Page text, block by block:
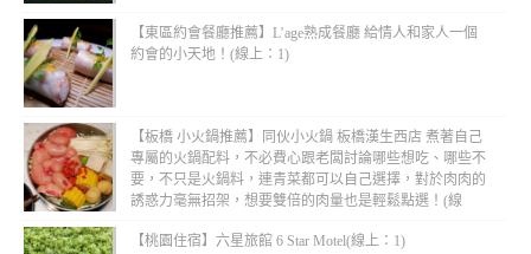
【東區約會餐廳推薦】L’age熟成餐廳 給情人和家人一個
約會的小天地！(線上：1)
【板橋 小火鍋推薦】同伙小火鍋 板橋漢生西店 煮著自己
專屬的火鍋配料，不必費心跟老闆討論哪些想吃、哪些不
要，不只是火鍋料，連青菜都可以自己選擇，對於肉肉的
誘惑力毫無招架，想要雙倍的肉量也是輕鬆點選！(線
【桃園住宿】六星旅館 6 Star Motel(線上：1)